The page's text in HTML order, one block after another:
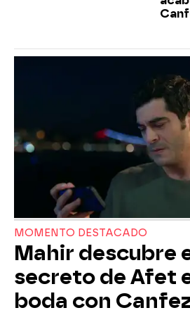
MOMENTO DESTACADO
Mahir descubre
secreto de Afet
boda con